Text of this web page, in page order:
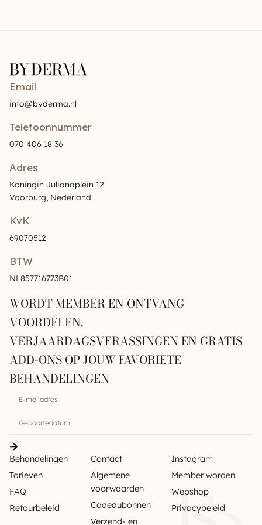
Email
info@byderma.nl
Telefoonnummer
070 406 18 36
Adres
Koningin Julianaplein 12
Voorburg, Nederland
KvK
69070512
BTW
NL857716773B01
WORDT MEMBER EN ONTVANG
VOORDELEN,
VERJAARDAGSVERASSINGEN EN GRATIS
ADD-ONS OP JOUW FAVORIETE
BEHANDELINGEN
Behandelingen
Tarieven
FAQ
Retourbeleid
Contact
Algemene
voorwaarden
Cadeaubonnen
Verzend- en
Instagram
Member worden
Webshop
Privacybeleid